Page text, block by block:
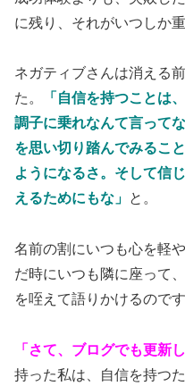
に残り、それがいつしか
ネガティブさんは消える
た。
「自信を持つことは
調子に乗れなんて言って
を思い切り踏んでみるこ
ようになるさ。そして信
えるためにもな 」 と。
名前の割にいつも心を軽
だ時にいつも隣に座って
を咥えて語りかけるのです
「さて、ブログでも更新
持った私は、自信を持つ